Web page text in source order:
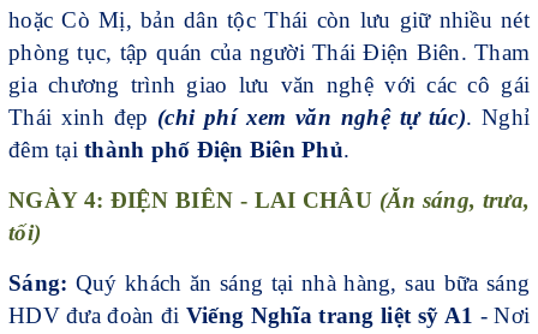
hoặc Cò Mị, bản dân tộc Thái còn lưu giữ nhiều nét
phòng tục, tập quán của người Thái Điện Biên. Tham
gia chương trình giao lưu văn nghệ với các cô gái
Thái xinh đẹp (chi phí xem văn nghệ tự túc). Nghỉ
đêm tại thành phố Điện Biên Phủ.
NGÀY 4: ĐIỆN BIÊN - LAI CHÂU (Ăn sáng, trưa,
tối)
Sáng: Quý khách ăn sáng tại nhà hàng, sau bữa sáng
HDV đưa đoàn đi Viếng Nghĩa trang liệt sỹ A1 - Nơi